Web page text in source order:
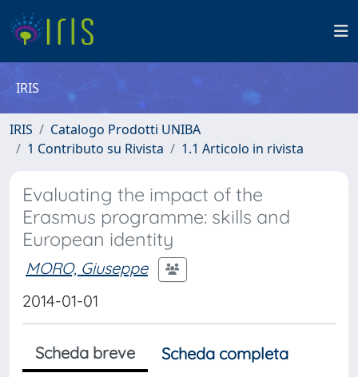
IRIS
IRIS
Catalogo Prodotti UNIBA
1 Contributo su Rivista
1.1 Articolo in rivista
Evaluating the impact of the
Erasmus programme: skills and
European identity
MORO, Giuseppe
2014-01-01
Scheda breve
Scheda completa